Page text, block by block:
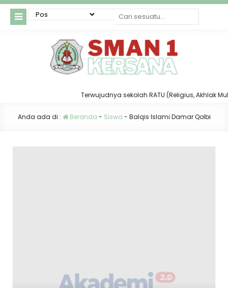
Terwujudnya sekolah RATU (Religius, Akhlak
Anda ada di : Beranda - Siswa - Balqis Islami Damar Qolbi